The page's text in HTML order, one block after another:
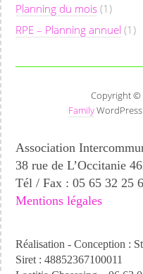
Planning du mois (1)
RPE – Planning annuel (1)
Copyright ©
Family
Association
38 rue de L’Occitanie
Tél / Fax : 05 65 32 25
Mentions légales
Réalisation - Conception :
Siret : 48852367100011